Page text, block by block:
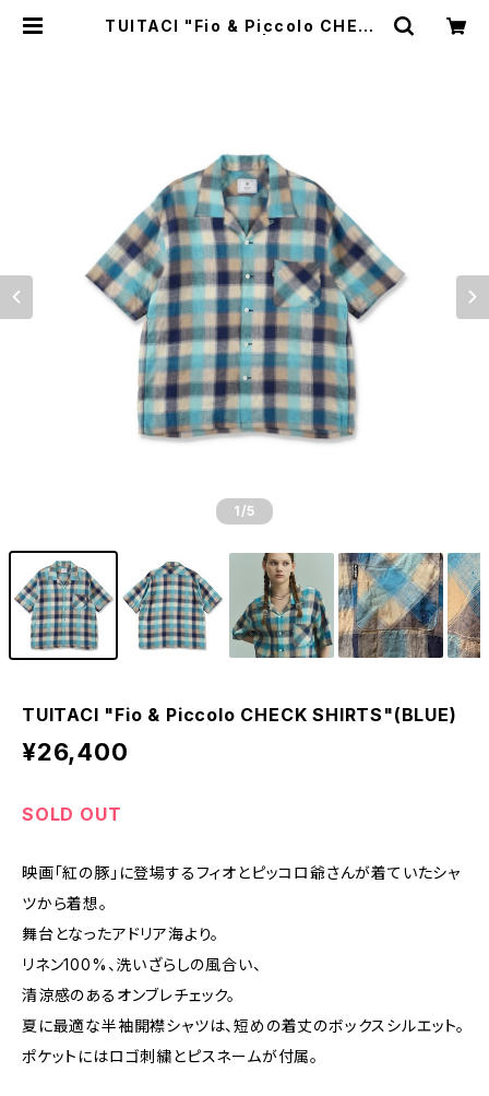
TUITACI "Fio & Piccolo CHECK
1 /5
TUITACI "Fio & Piccolo CHECK SHIRTS"(BLUE)
¥26,400
SOLD OUT
映画「紅の豚」に登場するフィオとピッコロ爺さんが着ていたシャ
ツから着想。
舞台となったアドリア海より。
リネン100%、洗いざらしの風合い、
清涼感のあるオンブレチェック。
夏に最適な半袖開襟シャツは、短めの着丈のボックスシルエット。
ポケットにはロゴ刺繍とピスネームが付属。